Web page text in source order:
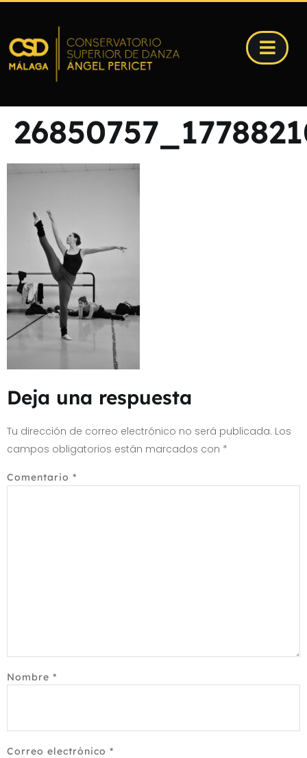
Deja una respuesta
Tu dirección de correo electrónico no será publicada. Los
campos obligatorios están marcados con *
Comentario *
Nombre *
Correo electrónico *